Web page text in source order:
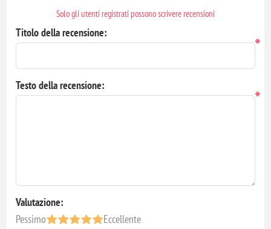
Solo gli utenti registrati possono scrivere recensioni
Titolo della recensione:
*
Testo della recensione:
*
Valutazione:
Pessimo
Eccellente